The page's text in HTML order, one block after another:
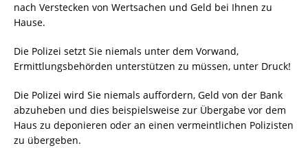
nach Verstecken von Wertsachen und Geld bei Ihnen zu
Hause.
Die Polizei setzt Sie niemals unter dem Vorwand,
Ermittlungsbehörden unterstützen zu müssen, unter Druck!
Die Polizei wird Sie niemals auffordern, Geld von der Bank
abzuheben und dies beispielsweise zur Übergabe vor dem
Haus zu deponieren oder an einen vermeintlichen Polizisten
zu übergeben.